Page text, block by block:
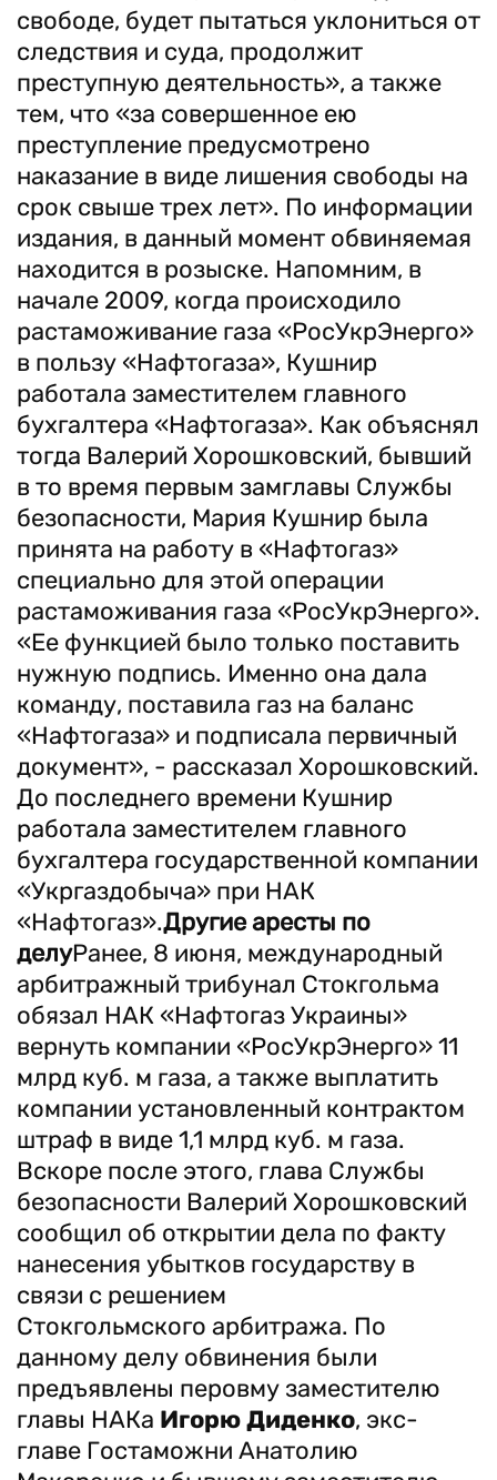
свободе, будет пытаться уклониться от
следствия и суда, продолжит
преступную деятельность», а также
тем, что «за совершенное ею
преступление предусмотрено
наказание в виде лишения свободы на
срок свыше трех лет». По информации
издания, в данный момент обвиняемая
находится в розыске. Напомним, в
начале 2009, когда происходило
растаможивание газа «РосУкрЭнерго»
в пользу «Нафтогаза», Кушнир
работала заместителем главного
бухгалтера «Нафтогаза». Как объяснял
тогда Валерий Хорошковский, бывший
в то время первым замглавы Службы
безопасности, Мария Кушнир была
принята на работу в «Нафтогаз»
специально для этой операции
растаможивания газа «РосУкрЭнерго».
«Ее функцией было только поставить
нужную подпись. Именно она дала
команду, поставила газ на баланс
«Нафтогаза» и подписала первичный
документ», - рассказал Хорошковский.
До последнего времени Кушнир
работала заместителем главного
бухгалтера государственной компании
«Укргаздобыча» при НАК
«Нафтогаз».Другие аресты по
делуРанее, 8 июня, международный
арбитражный трибунал Стокгольма
обязал НАК «Нафтогаз Украины»
вернуть компании «РосУкрЭнерго» 11
млрд куб. м газа, а также выплатить
компании установленный контрактом
штраф в виде 1,1 млрд куб. м газа.
Вскоре после этого, глава Службы
безопасности Валерий Хорошковский
сообщил об открытии дела по факту
нанесения убытков государству в
связи с решением
Стокгольмского арбитража. По
данному делу обвинения были
предъявлены перовму заместителю
главы НАКа Игорю Диденко, экс-
главе Гостаможни Анатолию